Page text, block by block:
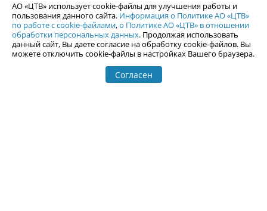
По вопросам размещения информации в разделе «Афиша»
afisha@uralweb.ru
Пользовательское соглашение на использование сайта
Политика АО «ЦТВ» в отношении обработки персональных данных
АО «ЦТВ» использует cookie-файлы для улучшения работы и
пользования данного сайта. Информация о Политике АО «ЦТВ»
по работе с cookie-файлами,о Политике АО «ЦТВ» в отношении
обработки персональных данных. Продолжая использовать
данный сайт, Вы даете согласие на обработку cookie-файлов. Вы
можете отключить cookie-файлы в настройках Вашего браузера.
Согласен